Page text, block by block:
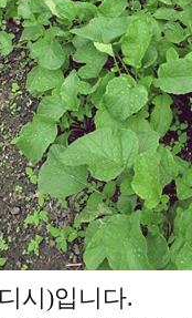
시)입니다.